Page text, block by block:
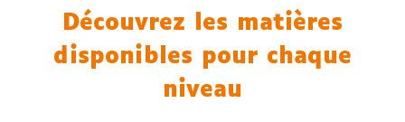
Découvrez les matières
disponibles pour chaque
niveau